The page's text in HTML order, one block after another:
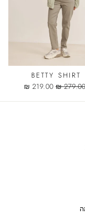
BETTY SHIRT
279.00
Sale
219.00 ₪